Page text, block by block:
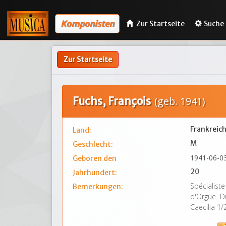
Komponisten Zur Startseite Suche
Zur Startseite
Fuchs, François (geb. 1941)
Land:
Frankreich
Geschlecht:
M
Geboren den
1941-06-
Jahrhundert:
20
Bemerkungen:
d'Orgue
Caecilia